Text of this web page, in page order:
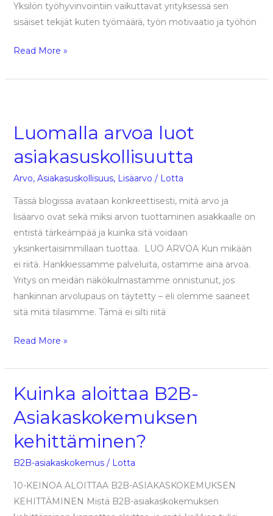
Yksilön työhyvinvointiin vaikuttavat yrityksessä sen
sisäiset tekijät kuten työmäärä, työn motivaatio ja työhön
Read More »
Luomalla arvoa luot
asiakasuskollisuutta
Arvo, Asiakasuskollisuus, Lisäarvo / Lotta
Tässä blogissa avataan konkreettisesti, mitä arvo ja
lisäarvo ovat sekä miksi arvon tuottaminen asiakkaalle on
entistä tärkeämpää ja kuinka sitä voidaan
yksinkertaisimmillaan tuottaa. LUO ARVOA Kun mikään
ei riitä. Hankkiessamme palveluita, ostamme aina arvoa.
Yritys on meidän näkökulmastamme onnistunut, jos
hankinnan arvolupaus on täytetty – eli olemme saaneet
sitä mitä tilasimme. Tämä ei silti riitä
luot
Read More »
Kuinka aloittaa B2B-
Asiakaskokemuksen
kehittäminen?
B2B-asiakaskokemus/ Lotta
10-KEINOA ALOITTAA B2B-ASIAKASKOKEMUKSEN
KEHITTÄMINEN Mistä B2B-asiakaskokemuksen
Kuinka
B2B-
Asiakaskokemuksen